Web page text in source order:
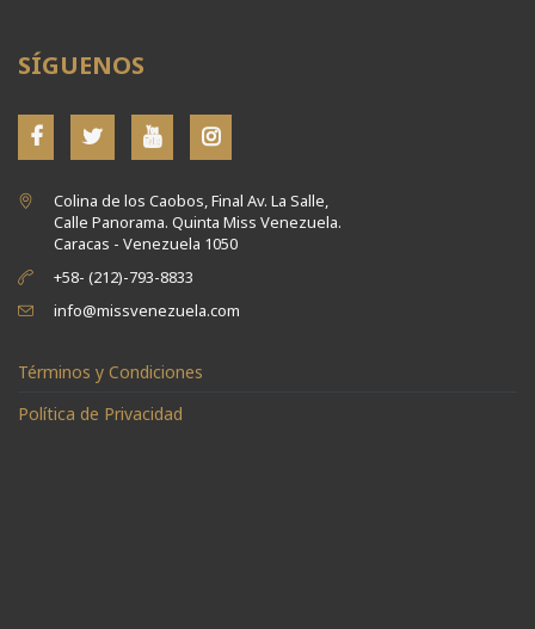
SÍGUENOS
Colina de los Caobos, Final Av. La Salle,
Calle Panorama. Quinta Miss Venezuela.
Caracas - Venezuela 1050
+58- (212)-793-8833
info@missvenezuela.com
Términos y Condiciones
Política de Privacidad